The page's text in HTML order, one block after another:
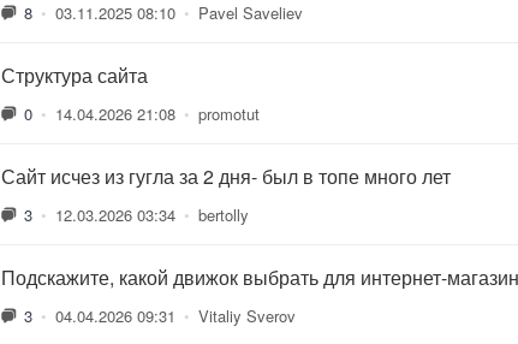
8 • 03.11.2025 08:10 • Pavel Saveliev
Структура сайта
0 • 14.04.2026 21:08 • promotut
Сайт исчез из гугла за 2 дня- был в топе много лет
3 • 12.03.2026 03:34 • bertolly
Подскажите, какой движок выбрать для интернет-
3 • 04.04.2026 09:31 • Vitaliy Sverov